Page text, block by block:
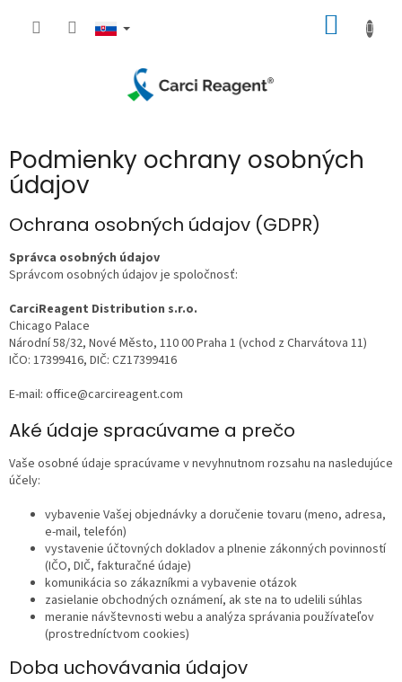
KOŠÍK
Podmienky ochrany osobných
údajov
Ochrana osobných údajov (GDPR)
Správca osobných údajov
Správcom osobných údajov je spoločnosť:
CarciReagent Distribution s.r.o.
Chicago Palace
Národní 58/32, Nové Město, 110 00 Praha 1 (vchod z Charvátova 11)
IČO: 17399416, DIČ: CZ17399416
E-mail: office@carcireagent.com
Aké údaje spracúvame a prečo
Vaše osobné údaje spracúvame v nevyhnutnom rozsahu na nasledujúce
účely:
vybavenie Vašej objednávky a doručenie tovaru (meno, adresa,
e-mail, telefón)
vystavenie účtovných dokladov a plnenie zákonných povinností
(IČO, DIČ, fakturačné údaje)
komunikácia so zákazníkmi a vybavenie otázok
zasielanie obchodných oznámení, ak ste na to udelili súhlas
meranie návštevnosti webu a analýza správania používateľov
(prostredníctvom cookies)
Doba uchovávania údajov